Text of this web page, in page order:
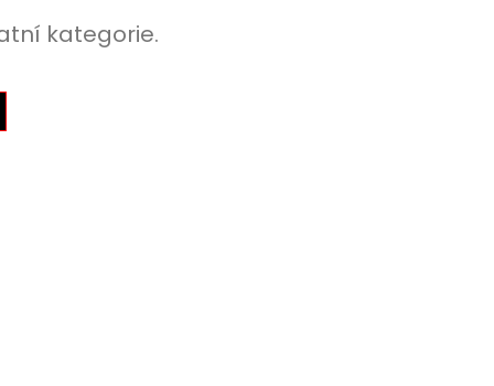
kategorie.